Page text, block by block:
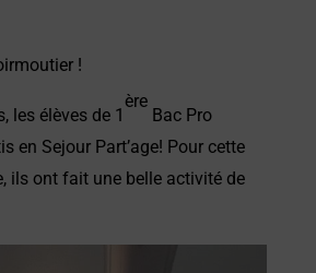
!
les élèves de 1
ère
Bac Pro
en Sejour Part’age! Pour cette
ils ont fait une belle activité de